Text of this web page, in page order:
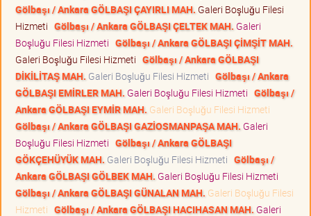
Gölbaşı / Ankara GÖLBAŞI ÇAYIRLI MAH. Galeri Boşluğu Filesi
Hizmeti Gölbaşı / Ankara GÖLBAŞI ÇELTEK MAH. Galeri
Boşluğu Filesi Hizmeti Gölbaşı / Ankara GÖLBAŞI ÇİMŞİT MAH.
Galeri Boşluğu Filesi Hizmeti Gölbaşı / Ankara GÖLBAŞI
DİKİLİTAŞ MAH. Galeri Boşluğu Filesi Hizmeti Gölbaşı / Ankara
GÖLBAŞI EMİRLER MAH. Galeri Boşluğu Filesi Hizmeti Gölbaşı /
Ankara GÖLBAŞI EYMİR MAH. Galeri Boşluğu Filesi Hizmeti
Gölbaşı / Ankara GÖLBAŞI GAZİOSMANPAŞA MAH. Galeri
Boşluğu Filesi Hizmeti Gölbaşı / Ankara GÖLBAŞI
GÖKÇEHÜYÜK MAH. Galeri Boşluğu Filesi Hizmeti Gölbaşı /
Ankara GÖLBAŞI GÖLBEK MAH. Galeri Boşluğu Filesi Hizmeti
Gölbaşı / Ankara GÖLBAŞI GÜNALAN MAH. Galeri Boşluğu Filesi
Hizmeti Gölbaşı / Ankara GÖLBAŞI HACIHASAN MAH. Galeri